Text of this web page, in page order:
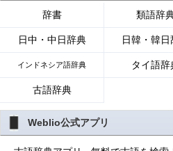
辞書 類語辞
日中・中日辞典 日韓・韓日
インドネシア語辞典 タイ語辞
古語辞典
Weblio公式アプリ